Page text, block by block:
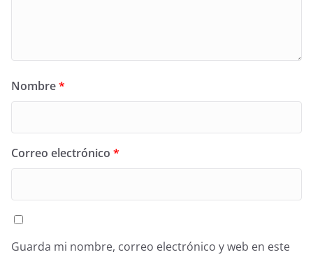
Nombre*
Correo electrónico *
Guarda mi nombre, correo electrónico y web en este